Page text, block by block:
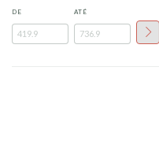
DE ATÉ